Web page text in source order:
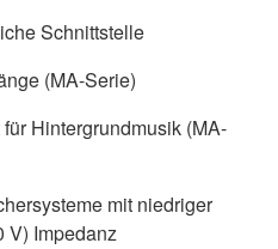
Schnittstelle
(MA-Serie)
Hintergrundmusik (MA-
mit niedriger
V) Impedanz